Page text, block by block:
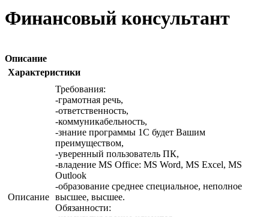
Финансовый консультант
Описание
Характеристики
Описание
Требования:
-грамотная речь,
-ответственность,
-коммуникабельность,
-знание программы 1С будет Вашим
преимуществом,
-уверенный пользователь ПК,
-владение MS Office: MS Word, MS Excel, MS
Outlook
-образование среднее специальное, неполное
высшее, высшее.
Обязанности: